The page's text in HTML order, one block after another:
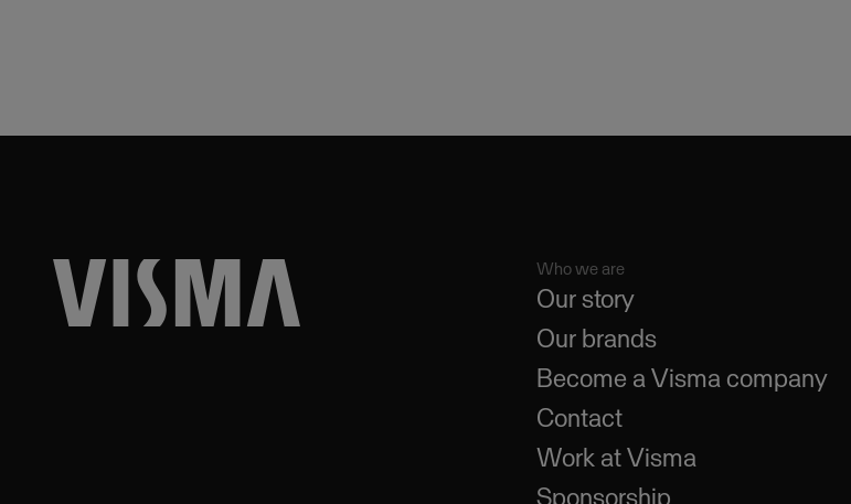
Who we are
Our story
Our brands
Become a Visma company
Contact
Work at Visma
Sponsorship